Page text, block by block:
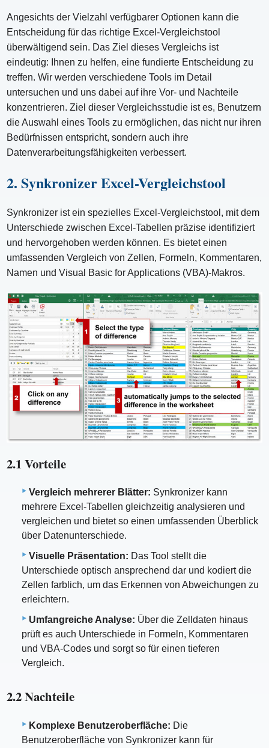
Angesichts der Vielzahl verfügbarer Optionen kann die
Entscheidung für das richtige Excel-Vergleichstool
überwältigend sein. Das Ziel dieses Vergleichs ist
eindeutig: Ihnen zu helfen, eine fundierte Entscheidung zu
treffen. Wir werden verschiedene Tools im Detail
untersuchen und uns dabei auf ihre Vor- und Nachteile
konzentrieren. Ziel dieser Vergleichsstudie ist es, Benutzern
die Auswahl eines Tools zu ermöglichen, das nicht nur ihren
Bedürfnissen entspricht, sondern auch ihre
Datenverarbeitungsfähigkeiten verbessert.
2. Synkronizer Excel-Vergleichstool
Synkronizer ist ein spezielles Excel-Vergleichstool, mit dem
Unterschiede zwischen Excel-Tabellen präzise identifiziert
und hervorgehoben werden können. Es bietet einen
umfassenden Vergleich von Zellen, Formeln, Kommentaren,
Namen und Visual Basic for Applications (VBA)-Makros.
2.1 Vorteile
Vergleich mehrerer Blätter: Synkronizer kann
mehrere Excel-Tabellen gleichzeitig analysieren und
vergleichen und bietet so einen umfassenden Überblick
über Datenunterschiede.
Visuelle Präsentation: Das Tool stellt die
Unterschiede optisch ansprechend dar und kodiert die
Zellen farblich, um das Erkennen von Abweichungen zu
erleichtern.
Umfangreiche Analyse: Über die Zelldaten hinaus
prüft es auch Unterschiede in Formeln, Kommentaren
und VBA-Codes und sorgt so für einen tieferen
Vergleich.
2.2 Nachteile
Komplexe Benutzeroberfläche: Die
Benutzeroberfläche von Synkronizer kann für